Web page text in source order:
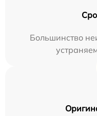
Большинство